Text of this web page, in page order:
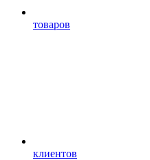
товаров
клиентов